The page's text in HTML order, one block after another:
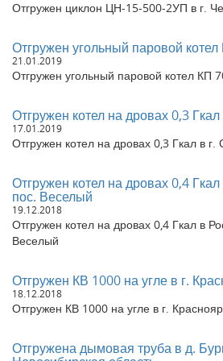
район Ленинградская область
Отгружен котел угольный 0,3 Гкал в
Ульяновская область
Отгружен котел угольный 700 кг в час
Отгружен котел угольный 500 кг в
Отгружена модульная котельная
Республика Тыва
Отгружена блочно модульная
Республика Тыва
Отгружен котел КВ 300 на угле в с.
Отгружен котел 700 кВт в г.
Отгружен СКИП-600 в г. Кызыл
Отгружена труба дымовая ДУ 1000 в
Отгружен модуль с
Отгружен циклон ЦН-15-500-2УП в г.
Отгружен угольный паровой котел
21.01.2019
Отгружен угольный паровой котел КП
Отгружен котел на дровах 0,3
17.01.2019
Отгружен котел на дровах 0,3 Гкал в г.
Отгружен котел на дровах 0,4
пос. Веселый
19.12.2018
Отгружен котел на дровах 0,4 Гкал в
Веселый
Отгружен КВ 1000 на угле в г.
18.12.2018
Отгружен КВ 1000 на угле в г.
Отгружена дымовая труба в д.